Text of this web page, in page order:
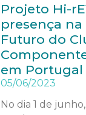
Projeto Hi-
presença na
Futuro do
em Portugal
05/06/2023
No dia 1 de